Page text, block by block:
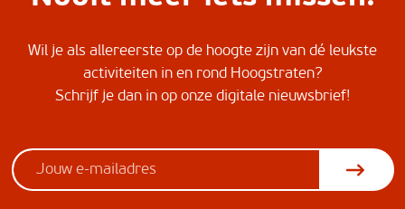
Wil je als allereerste op de hoogte zijn van dé leukste
activiteiten in en rond Hoogstraten?
Schrijf je dan in op onze digitale nieuwsbrief!